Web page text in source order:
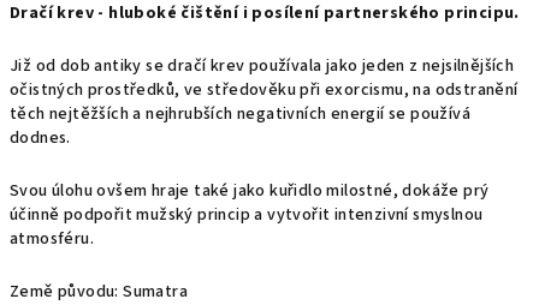
Dračí krev - hluboké čištění i posílení partnerského principu.
Již od dob antiky se dračí krev používala jako jeden z nejsilnějších
očistných prostředků, ve středověku při exorcismu, na odstranění
těch nejtěžších a nejhrubších negativních energií se používá
dodnes.
Svou úlohu ovšem hraje také jako kuřidlo milostné, dokáže prý
účinně podpořit mužský princip a vytvořit intenzivní smyslnou
atmosféru.
Země původu: Sumatra